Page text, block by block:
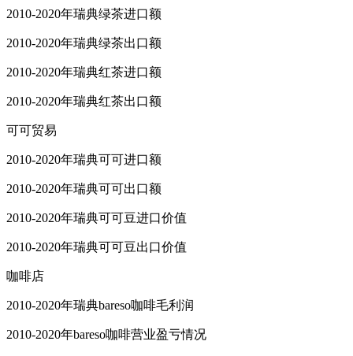
2010-2020年瑞典绿茶进口额
2010-2020年瑞典绿茶出口额
2010-2020年瑞典红茶进口额
2010-2020年瑞典红茶出口额
可可贸易
2010-2020年瑞典可可进口额
2010-2020年瑞典可可出口额
2010-2020年瑞典可可豆进口价值
2010-2020年瑞典可可豆出口价值
咖啡店
2010-2020年瑞典bareso咖啡毛利润
2010-2020年bareso咖啡营业盈亏情况